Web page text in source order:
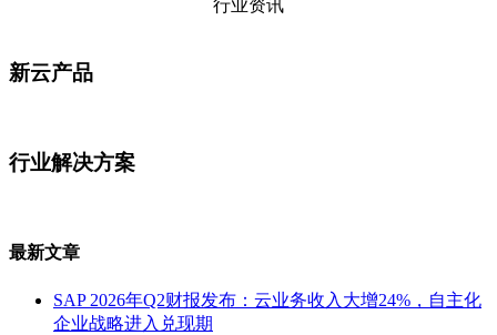
行业资讯
新云产品
行业解决方案
最新文章
SAP 2026年Q2财报发布：云业务收入大增24%，自主化
企业战略进入兑现期